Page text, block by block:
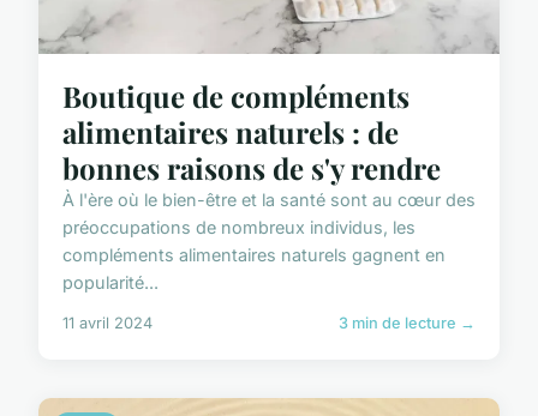
Boutique de compléments
alimentaires naturels : de
bonnes raisons de s'y rendre
À l'ère où le bien-être et la santé sont au cœur des
préoccupations de nombreux individus, les
compléments alimentaires naturels gagnent en
popularité...
11 avril 2024 3 min de lecture →